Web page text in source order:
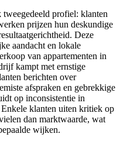
tweegedeeld profiel: klanten
prijzen hun deskundige
Deze
aandacht en lokale
van appartementen in
kampt met ernstige
berichten over
afspraken en gebrekkige
op inconsistentie in
klanten uiten kritiek op
dan marktwaarde, wat
wijken.